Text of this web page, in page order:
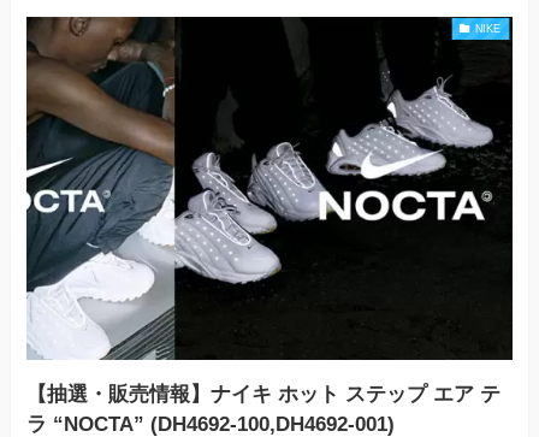
NIKE
【抽選・販売情報】ナイキ ホット ステップ エア テ
ラ “NOCTA” (DH4692-100,DH4692-001)